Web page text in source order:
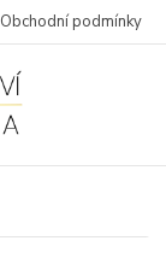
Obchodní podmínky